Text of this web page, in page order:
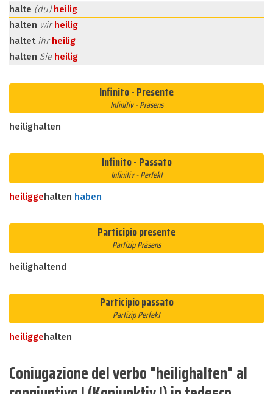
halte (du) heilig
halten wirheilig
haltet ihrheilig
halten Sie heilig
Infinito - Presente
Infinitiv - Präsens
heilighalten
Infinito - Passato
Infinitiv - Perfekt
heiliggehalten haben
Participio presente
Partizip Präsens
heilighaltend
Participio passato
Partizip Perfekt
heiliggehalten
Coniugazione del verbo "heilighalten" al